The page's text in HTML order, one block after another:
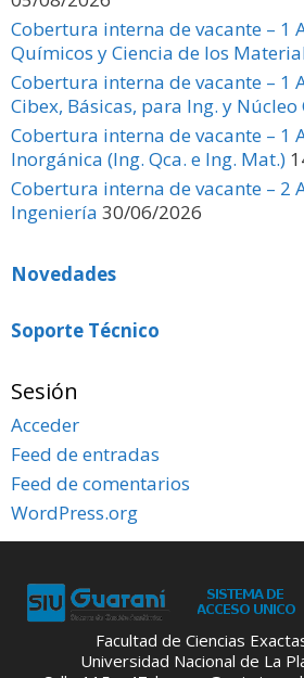
Cobertura interna de vacante – 1
Químicos y Ciencia de los
Cobertura interna de vacante – 1
Cibex, Básicas, para Ing. y Núcleo
Cobertura interna de vacante – 1
Inorgánica (Ing. Qca. e Ing. Mat.)
Cobertura interna de vacante – 2
Ingeniería 30/06/2026
Novedades
Soporte Técnico
Sesión
Acceder
Feed de entradas
Feed de comentarios
WordPress.org
Facultad de Ciencias
Universidad Nacional de La